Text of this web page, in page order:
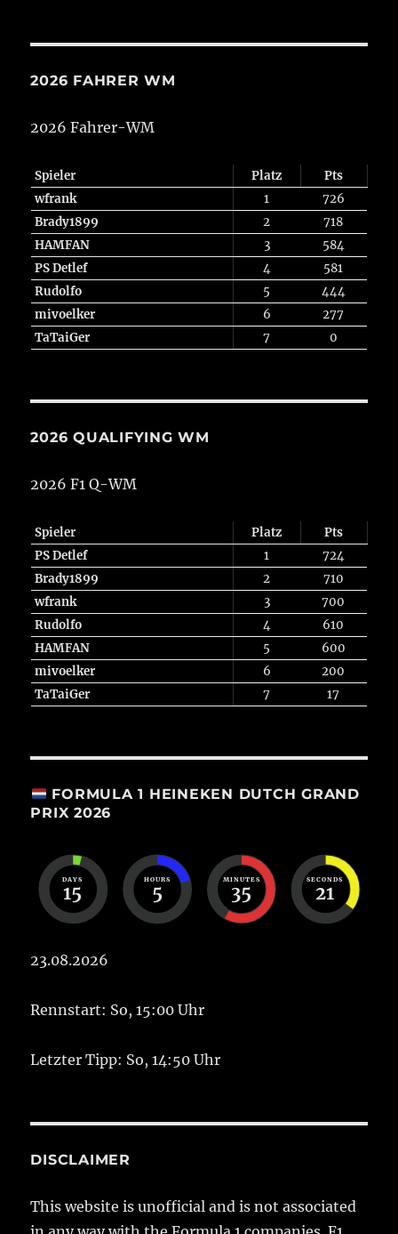
2026 FAHRER WM
2026 Fahrer-WM
Spieler Platz
Pts
wfrank
1
726
Brady1899
2
718
HAMFAN
3
584
PS Detlef
4
581
Rudolfo
5
444
mivoelker
6
277
TaTaiGer
7 0
2026 QUALIFYING WM
2026 F1 Q-WM
Spieler Platz
Pts
PS Detlef
1
724
Brady1899
2
710
wfrank
3
700
Rudolfo
4
610
HAMFAN
5
600
mivoelker
6
200
TaTaiGer
7 17
FORMULA 1 HEINEKEN DUTCH GRAND
PRIX 2026
DAYS
15
HOURS
5
MINUTES
35
SECONDS
20
23.08.2026
Rennstart: So, 15:00 Uhr
Letzter Tipp: So, 14:50 Uhr
DISCLAIMER
This website is unofficial and is not associated